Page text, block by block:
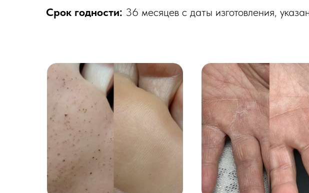
Срок годности: 36 месяцев с даты изготовления,